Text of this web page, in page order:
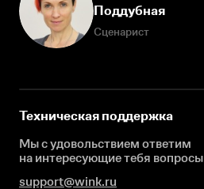
Поддубная
Сценарист
Техническая поддержка
Мы с удовольствием ответим
на интересующиетебя вопросы
support@wink.ru